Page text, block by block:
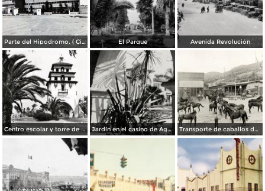
Parte del Hipodromo. ( Circulada el 12 de Julio de 1922 ). El Parque Avenida Revolución
Centro escolar y torre de Agua Caliente Jardín en el casino de Agua Caliente Transporte de caballos del hipódromo hacia Estados Unidos